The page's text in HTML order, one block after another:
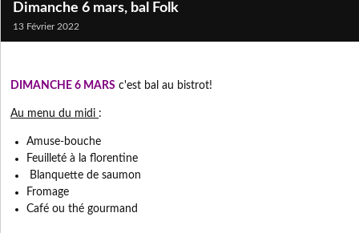
Dimanche 6 mars, bal Folk
13 Février 2022
DIMANCHE 6 MARS c'est bal au bistrot!
Au menu du midi :
Amuse-bouche
Feuilleté à la florentine
Blanquette de saumon
Fromage
Café ou thé gourmand